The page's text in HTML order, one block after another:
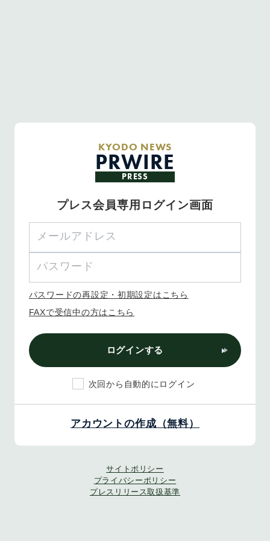
KYODO NEWS
PRWIRE
PRESS
プレス会員専用ログイン画面
パスワードの再設定・初期設定はこちら
FAXで受信中の方はこちら
ログインする
次回から自動的にログイン
アカウントの作成（無料）
サイトポリシー
プライバシーポリシー
プレスリリース取扱基準